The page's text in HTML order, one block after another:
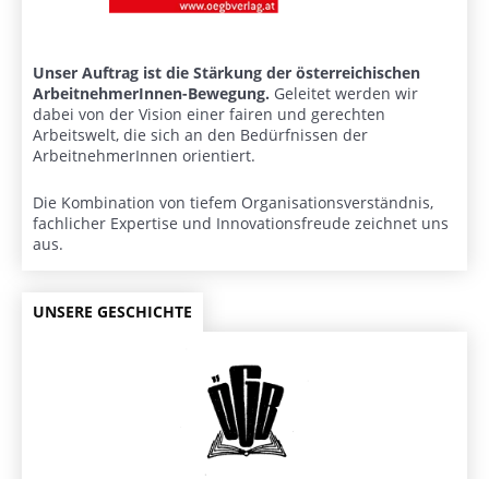
Unser Auftrag ist die Stärkung der österreichischen
ArbeitnehmerInnen-Bewegung. Geleitet werden wir
dabei von der Vision einer fairen und gerechten
Arbeitswelt, die sich an den Bedürfnissen der
ArbeitnehmerInnen orientiert.
Die Kombination von tiefem Organisationsverständnis,
fachlicher Expertise und Innovationsfreude zeichnet uns
aus.
UNSERE GESCHICHTE